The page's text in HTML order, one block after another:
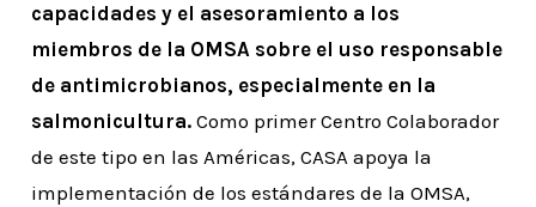
capacidades y el asesoramiento a los
miembros de la OMSA sobre el uso responsable
de antimicrobianos, especialmente en la
salmonicultura. Como primer Centro Colaborador
de este tipo en las Américas, CASA apoya la
implementación de los estándares de la OMSA,